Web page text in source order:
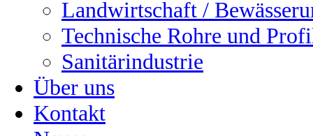
Landwirtschaft /
Technische Rohre und
Sanitärindustrie
Über uns
Kontakt